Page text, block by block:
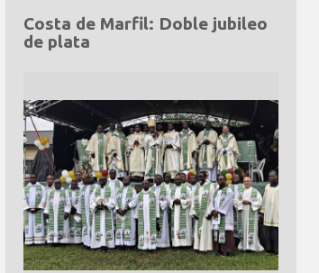
Costa de Marfil: Doble jubileo
de plata